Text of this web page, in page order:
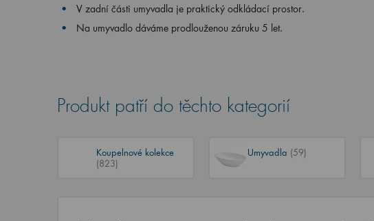
V zadní části umyvadla je praktický odkládací prostor.
Na umyvadlo dáváme prodlouženou záruku 5 let.
Produkt patří do těchto kategorií
Koupelnové kolekce
(823)
Umyvadla (59)